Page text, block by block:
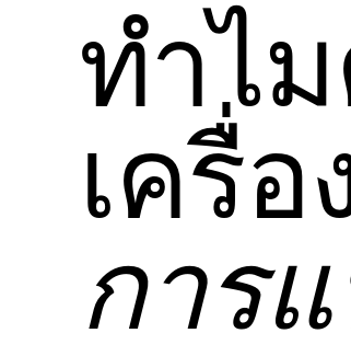
ทําไ
เครื่
การ